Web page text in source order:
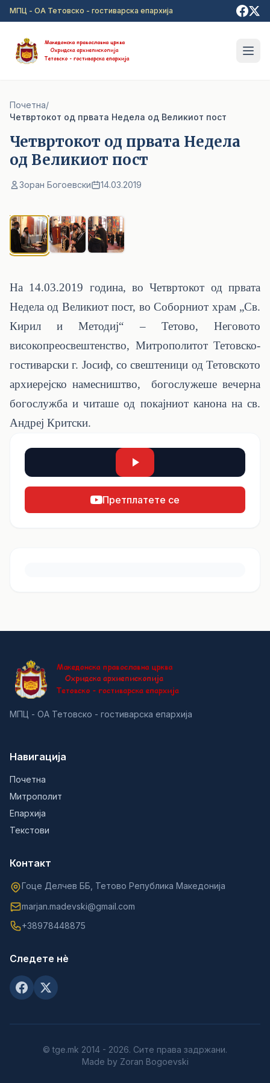
Прејди на главна содржина
МПЦ - ОА Тетовско - гостиварска епархија
Почетна/
Четвртокот од првата Недела од Великиот пост
Четвртокот од првата Недела
од Великиот пост
Зоран Богоевски 14.03.2019
На 14.03.2019 година, во Четвртокот од првата
Недела од Великиот пост, во Соборниот храм „Св.
Кирил и Методиј“ – Тетово, Неговото
високопреосвештенство, Митрополитот Тетовско-
гостиварски г. Јосиф, со свештеници од Тетовското
архиерејско намесништво, богослужеше вечерна
богослужба и читаше од покајниот канона на св.
Андреј Критски.
Претплатете се
МПЦ - ОА Тетовско - гостиварска епархија
Навигација
Почетна
Митрополит
Епархија
Текстови
Контакт
Гоце Делчев ББ, Тетово Република Македонија
marjan.madevski@gmail.com
+38978448875
Следете нè
© tge.mk 2014 - 2026. Сите права задржани.
Made by Zoran Bogoevski